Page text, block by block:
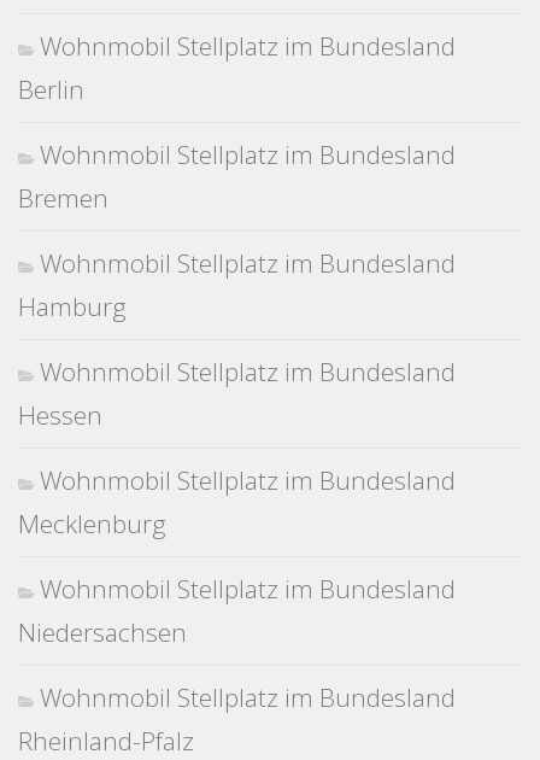
Wohnmobil Stellplatz im Bundesland
Berlin
Wohnmobil Stellplatz im Bundesland
Bremen
Wohnmobil Stellplatz im Bundesland
Hamburg
Wohnmobil Stellplatz im Bundesland
Hessen
Wohnmobil Stellplatz im Bundesland
Mecklenburg
Wohnmobil Stellplatz im Bundesland
Niedersachsen
Wohnmobil Stellplatz im Bundesland
Rheinland-Pfalz